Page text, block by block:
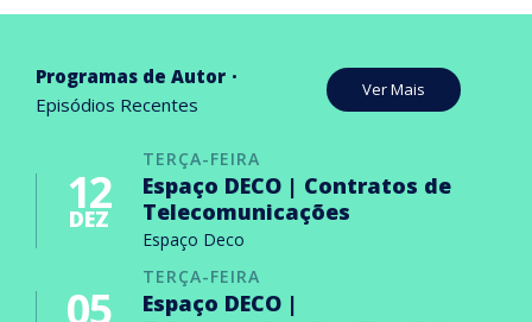
Programas de Autor
Episódios Recentes
Ver Mais
TERÇA-FEIRA
12
DEZ
Espaço DECO | Contratos de
Telecomunicações
Espaço Deco
TERÇA-FEIRA
05
Espaço DECO |